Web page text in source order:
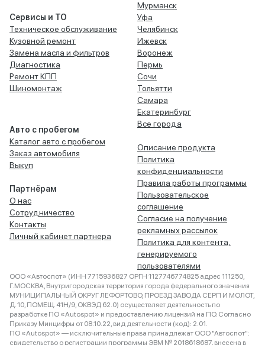
Сервисы и ТО
Техническое обслуживание
Кузовной ремонт
Замена масла и фильтров
Диагностика
Ремонт КПП
Шиномонтаж
Авто с пробегом
Каталог авто с пробегом
Заказ автомобиля
Выкуп
Партнёрам
О нас
Сотрудничество
Контакты
Личный кабинет партнера
Мурманск
Уфа
Челябинск
Ижевск
Воронеж
Пермь
Сочи
Тольятти
Самара
Екатеринбург
Все города
Описание продукта
Политика
конфиденциальности
Правила работы программы
Пользовательское
соглашение
Согласие на получение
рекламных рассылок
Политика для контента,
генерируемого
пользователями
ООО «Автоспот» (ИНН 7715936827 ОРГН 1127746774825 адрес 111250,
Г.МОСКВА, Внутригородская территория города федерального значения
МУНИЦИПАЛЬНЫЙ ОКРУГ ЛЕФОРТОВО, ПРОЕЗД ЗАВОДА СЕРП И МОЛОТ,
Д. 10, ПОМЕЩ. 41Н/9, ОКВЭД 62.0) осуществляет деятельность по
разработке ПО «Autospot» и предоставлению лицензий на ПО. Согласно
Приказу Минцифры от 08.10.22, вид деятельности (код): 2.01.
ПО «Autospot» — исключительные права принадлежат ООО "Автоспот":
свидетельство о регистрации программы ЭВМ № 2018618687, внесена в